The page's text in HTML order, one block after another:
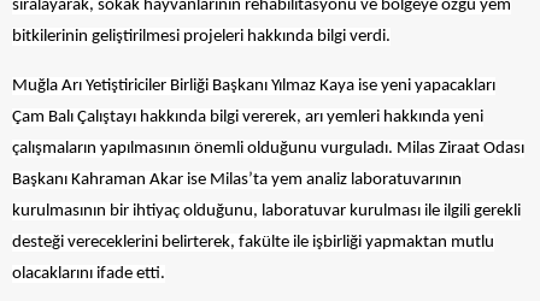
sıralayarak, sokak hayvanlarının rehabilitasyonu ve bölgeye özgü yem
bitkilerinin geliştirilmesi projeleri hakkında bilgi verdi.
Muğla Arı Yetiştiriciler Birliği Başkanı Yılmaz Kaya ise yeni yapacakları
Çam Balı Çalıştayı hakkında bilgi vererek, arı yemleri hakkında yeni
çalışmaların yapılmasının önemli olduğunu vurguladı. Milas Ziraat Odası
Başkanı Kahraman Akar ise Milas’ta yem analiz laboratuvarının
kurulmasının bir ihtiyaç olduğunu, laboratuvar kurulması ile ilgili gerekli
desteği vereceklerini belirterek, fakülte ile işbirliği yapmaktan mutlu
olacaklarını ifade etti.